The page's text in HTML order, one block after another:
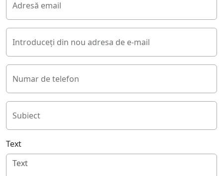
Adresă email
Introduceți din nou adresa de e-mail
Numar de telefon
Subiect
Text